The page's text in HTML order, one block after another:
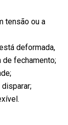
tensão ou a
deformada,
de fechamento;